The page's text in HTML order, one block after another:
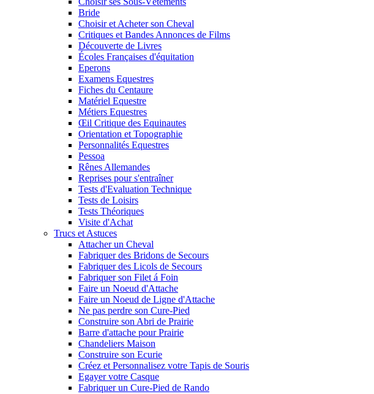
Bride
Choisir et Acheter son Cheval
Critiques et Bandes Annonces de Films
Découverte de Livres
Écoles Françaises d'équitation
Eperons
Examens Equestres
Fiches du Centaure
Matériel Equestre
Métiers Equestres
Œil Critique des Equinautes
Orientation et Topographie
Personnalités Equestres
Pessoa
Rênes Allemandes
Reprises pour s'entraîner
Tests d'Evaluation Technique
Tests de Loisirs
Tests Théoriques
Visite d'Achat
Trucs et Astuces
Attacher un Cheval
Fabriquer des Bridons de Secours
Fabriquer des Licols de Secours
Fabriquer son Filet á Foin
Faire un Noeud d'Attache
Faire un Noeud de Ligne d'Attache
Ne pas perdre son Cure-Pied
Construire son Abri de Prairie
Barre d'attache pour Prairie
Chandeliers Maison
Construire son Ecurie
Créez et Personnalisez votre Tapis de Souris
Egayer votre Casque
Fabriquer un Cure-Pied de Rando